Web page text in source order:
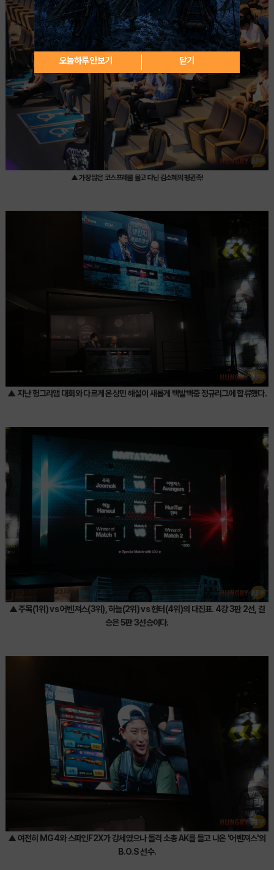
▲ 가장 많은 코스프레를 몰고 다닌 김소혜의 펭귄족!
▲ 지난 헝그리앱 대회와 다르게 온상민 해설이 새롭게 백발백중 정규리그에 합류했다.
▲ 주목(1위) vs 어벤져스(3위), 하늘(2위) vs 헌터(4위)의 대진표. 4강 3판 2선, 결
승은 5판 3선승이다.
▲ 여전히 MG4와 스파인F2X가 강세였으나 돌격 소총 AK를 들고 나온 '어벤져스'의
B.O.S 선수.
오늘하루 안보기 닫기